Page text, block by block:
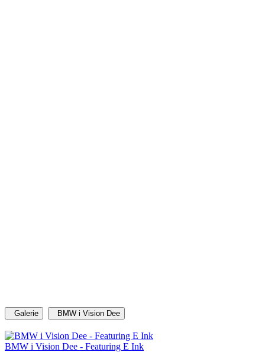
Galerie BMW i Vision Dee
BMW i Vision Dee - Featuring E Ink